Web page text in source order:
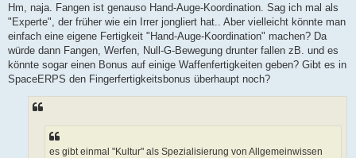
Hm, naja. Fangen ist genauso Hand-Auge-Koordination. Sag ich mal als
"Experte", der früher wie ein Irrer jongliert hat.. Aber vielleicht könnte man
einfach eine eigene Fertigkeit "Hand-Auge-Koordination" machen? Da
würde dann Fangen, Werfen, Null-G-Bewegung drunter fallen zB. und es
könnte sogar einen Bonus auf einige Waffenfertigkeiten geben? Gibt es in
SpaceERPS den Fingerfertigkeitsbonus überhaupt noch?
es gibt einmal "Kultur" als Spezialisierung von Allgemeinwissen